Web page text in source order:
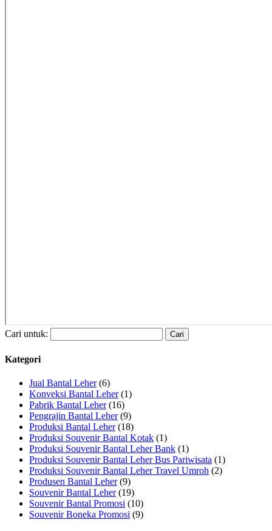
Cari untuk:
Kategori
Jual Bantal Leher(6)
Konveksi Bantal Leher(1)
Pabrik Bantal Leher(16)
Pengrajin Bantal Leher(9)
Produksi Bantal Leher(18)
Produksi Souvenir Bantal Kotak (1)
Produksi Souvenir Bantal Leher Bank (1)
Produksi Souvenir Bantal Leher Bus Pariwisata (1)
Produksi Souvenir Bantal Leher Travel Umroh (2)
Produsen Bantal Leher(9)
Souvenir Bantal Leher(19)
Souvenir Bantal Promosi (10)
Souvenir Boneka Promosi (9)